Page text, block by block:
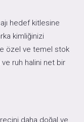
hedef kitlesine
kimliğinizi
özel ve temel stok
ruh halini net bir